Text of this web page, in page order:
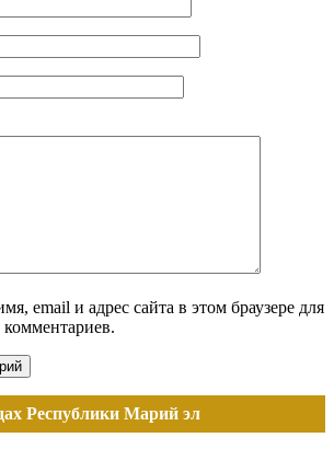
email и адрес сайта в этом браузере для
Республики Марий эл